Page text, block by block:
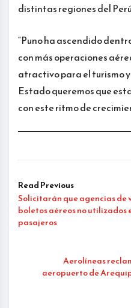
distintas regiones del
“Puno ha ascendido
con más operaciones
atractivo para el turismo
Estado queremos que
con este ritmo de
Read Previous
Solicitarán que agencias de
boletos aéreos no utilizados
pasajeros
Aerolíneas
aeropuerto de